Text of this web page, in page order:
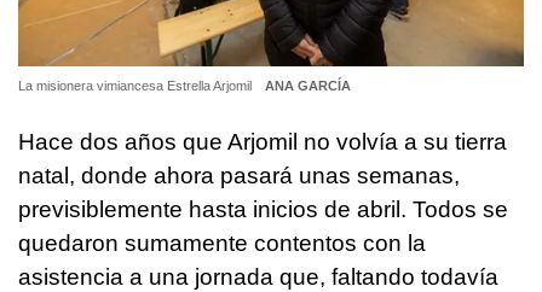
La misionera vimiancesa Estrella Arjomil ANA GARCÍA
Hace dos años que Arjomil no volvía a su tierra
natal, donde ahora pasará unas semanas,
previsiblemente hasta inicios de abril. Todos se
quedaron sumamente contentos con la
asistencia a una jornada que, faltando todavía